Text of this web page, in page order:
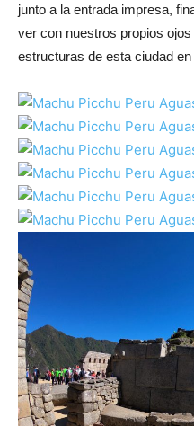
junto a la entrada impresa,
ver con nuestros propios
estructuras de esta ciudad en